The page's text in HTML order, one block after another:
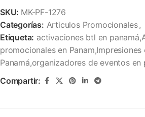
SKU: MK-PF-1276
Categorías: Articulos Promocionales ,
Etiqueta: activaciones btl en
promocionales en Panam,Impresiones
Panamá,organizadores de eventos en
Compartir: